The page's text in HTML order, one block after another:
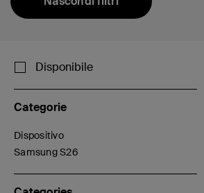
Disponibile
Categorie
Dispositivo
Filtra per Categorie: Dispositivo
Samsung S26
selezionato/i Filtro applicato per